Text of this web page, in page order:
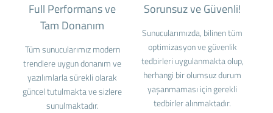
Full Performans ve
Tam Donanım
Tüm sunucularımız modern
trendlere uygun donanım ve
yazılımlarla sürekli olarak
güncel tutulmakta ve sizlere
sunulmaktadır.
Sorunsuz ve Güvenli!
Sunucularımızda, bilinen tüm
optimizasyon ve güvenlik
tedbirleri uygulanmakta olup,
herhangi bir olumsuz durum
yaşanmaması için gerekli
tedbirler alınmaktadır.